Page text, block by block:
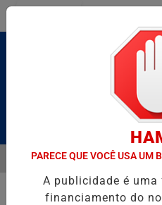
Pesquisar Notícia
HOMENAGEIA UZIEL BUENO
EM ALTA
PARECE QUE VOCÊ USA UM
A publicidade é
financiamento do